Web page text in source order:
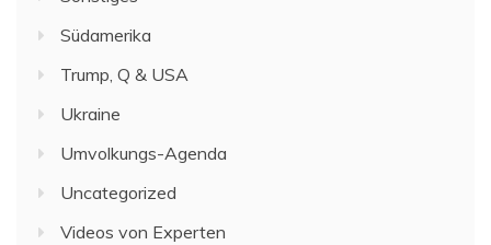
Südamerika
Trump, Q & USA
Ukraine
Umvolkungs-Agenda
Uncategorized
Videos von Experten